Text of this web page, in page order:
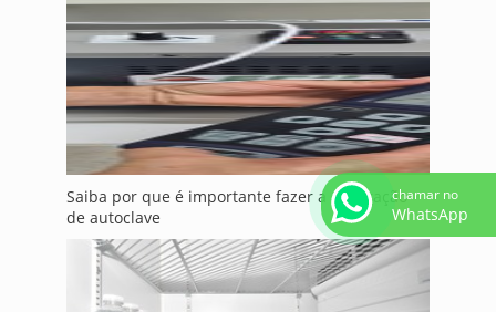
Saiba por que é importante fazer a calibração
de autoclave
chamar no
WhatsApp